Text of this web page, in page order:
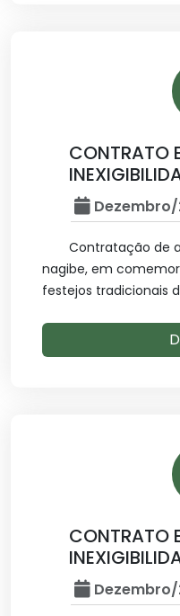
CONTRATO
Contratação de
nagibe, em
festejos tradicionais
CONTRATO